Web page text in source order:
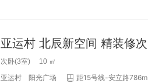
次卧(3室) 10 ㎡
亚运村 阳光广场
距15号线-安立路786m